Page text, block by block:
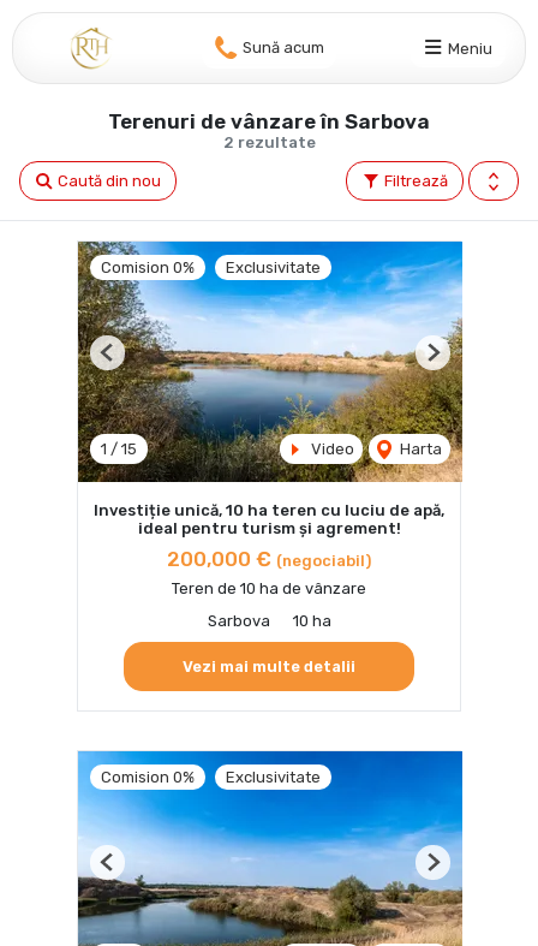
Sună acum Meniu
2 rezultate
Terenuri de vânzare în Sarbova
Filtrează
Caută din nou
Comision 0% Exclusivitate
1 / 15 Video Harta
Previous Next
Investiție unică, 10 ha teren cu luciu de apă,
ideal pentru turism și agrement!
200,000 € (negociabil)
Teren de 10 ha de vânzare
Sarbova
10 ha
Vezi mai multe detalii
Comision 0% Exclusivitate
Previous Next